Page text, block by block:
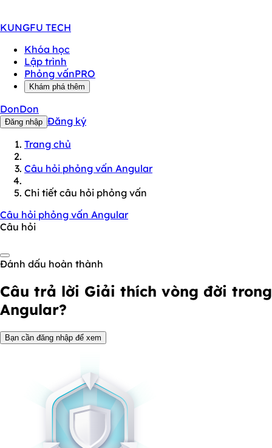
KUNGFU TECH
Khóa học
Lập trình
Phỏng vấnPRO
Khám phá thêm
DonDon
Đăng nhập Đăng ký
Trang chủ
Câu hỏi phỏng vấn Angular
Chi tiết câu hỏi phỏng vấn
Câu hỏi phỏng vấn Angular
Câu hỏi
Đánh dấu hoàn thành
Câu trả lời Giải thích vòng đời trong
Angular?
Bạn cần đăng nhập để xem